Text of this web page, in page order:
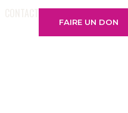
CONTACT
FAIRE UN DON